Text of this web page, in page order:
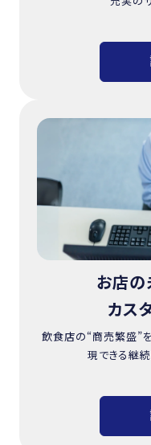
お店
カス
飲食店の“商売繁盛”
現できる継